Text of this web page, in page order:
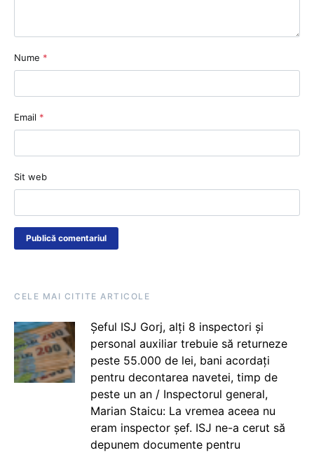
Nume *
Email *
Sit web
CELE MAI CITITE ARTICOLE
Șeful ISJ Gorj, alți 8 inspectori și
personal auxiliar trebuie să returneze
peste 55.000 de lei, bani acordați
pentru decontarea navetei, timp de
peste un an / Inspectorul general,
Marian Staicu: La vremea aceea nu
eram inspector șef. ISJ ne-a cerut să
depunem documente pentru